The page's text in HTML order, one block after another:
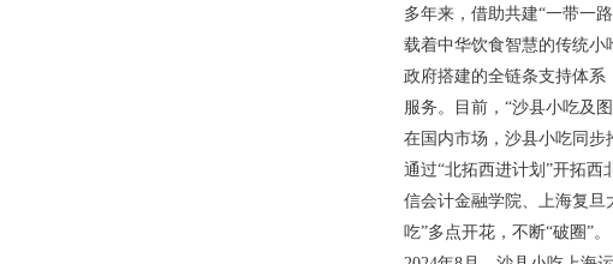
多年来，借助共建“一带一
载着中华饮食智慧的传统小
政府搭建的全链条支持体系
服务。目前，“沙县小吃及
在国内市场，沙县小吃同步
通过“北拓西进计划”开拓
信会计金融学院、上海复
吃”多点开花，不断“破圈”。